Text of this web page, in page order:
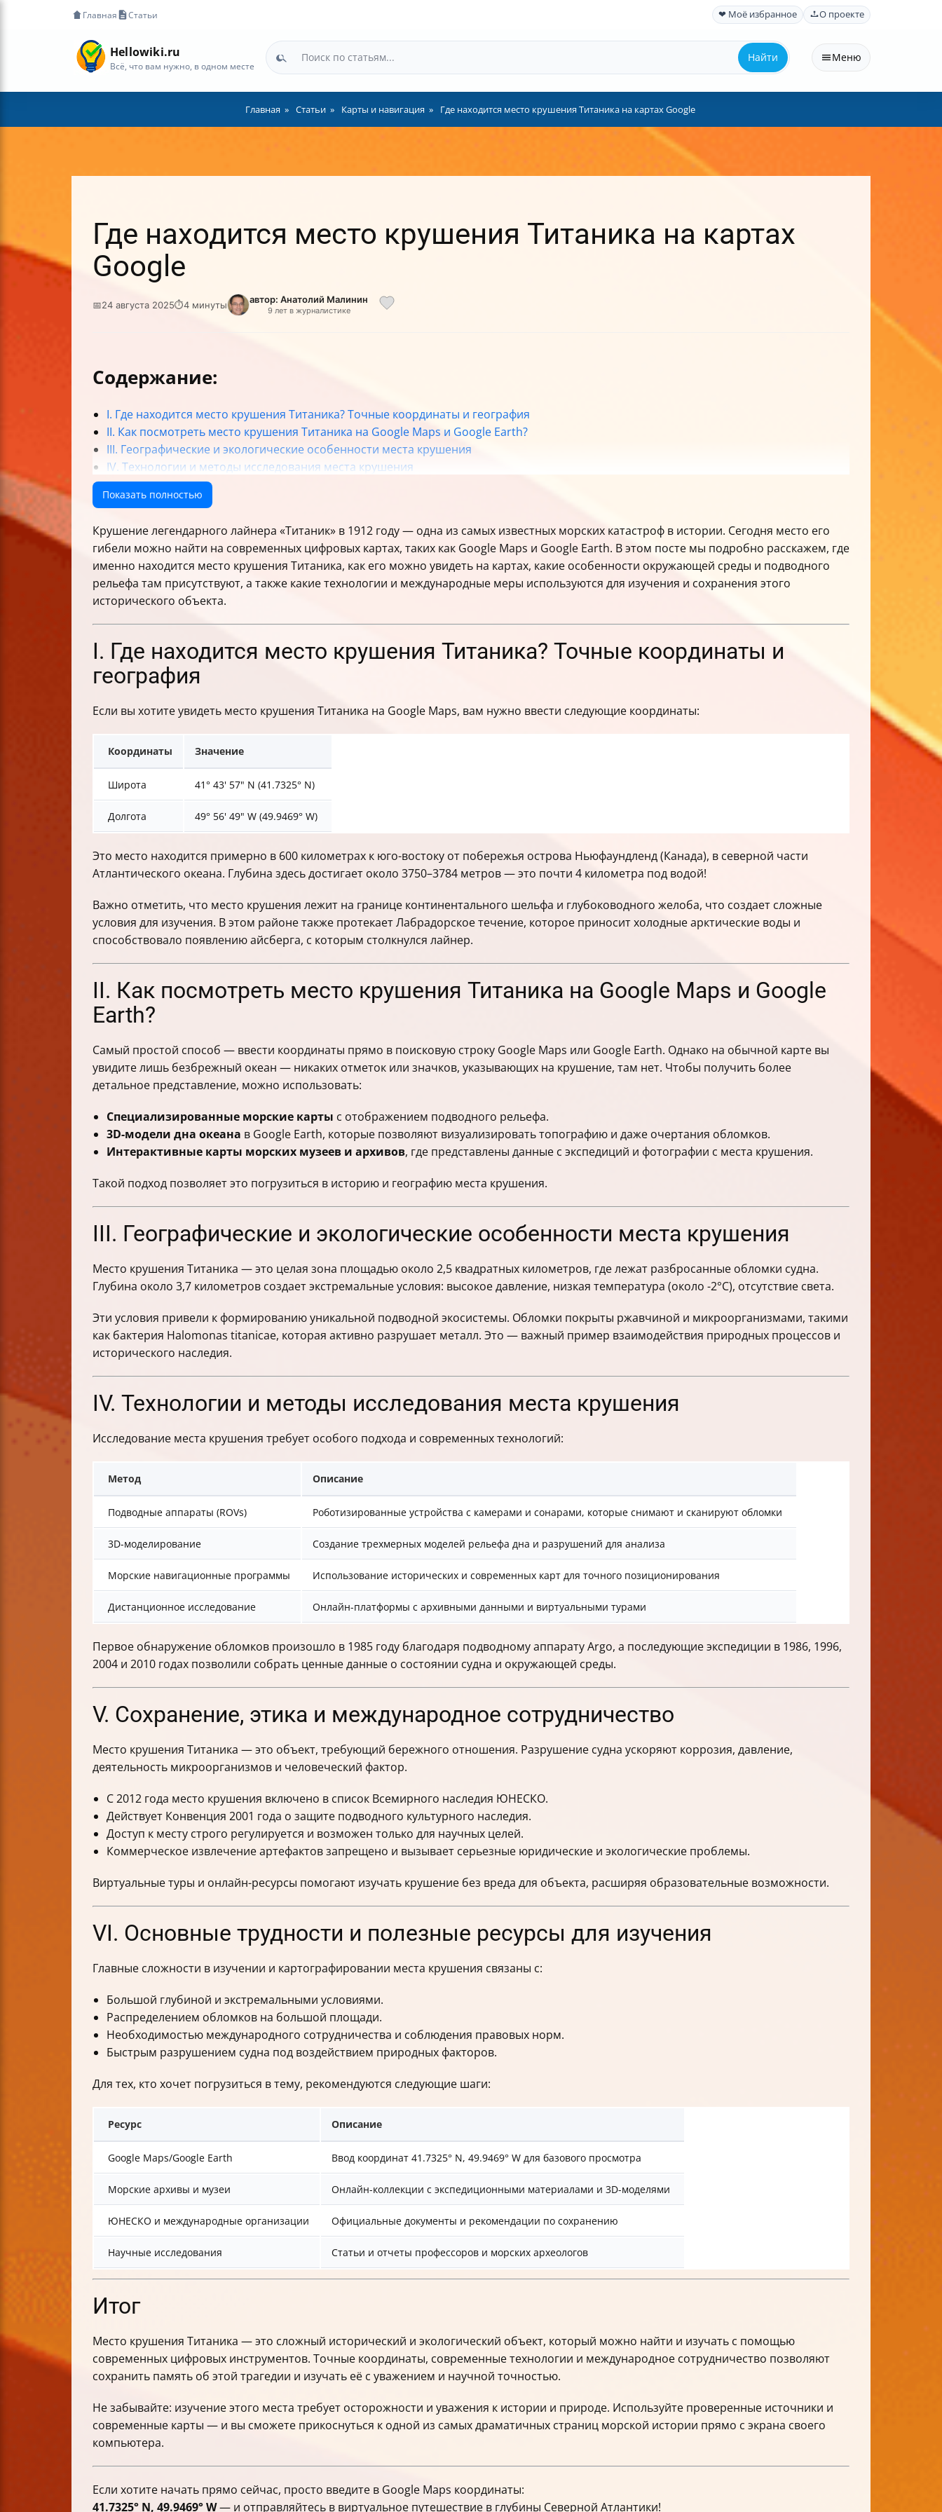
Главная Статьи ❤ Моё избранное О проекте
Hellowiki.ru
Всё, что вам нужно, в одном месте
Найти Меню
Главная Статьи Карты и навигация Где находится место крушения Титаника на картах Google
Где находится место крушения Титаника на картах
Google
📅24 августа 2025⏱4 минуты автор: Анатолий Малинин
9 лет в журналистике
Содержание:
I. Где находится место крушения Титаника? Точные координаты и география
II. Как посмотреть место крушения Титаника на Google Maps и Google Earth?
III. Географические и экологические особенности места крушения
IV. Технологии и методы исследования места крушения
V. Сохранение, этика и международное сотрудничество
VI. Основные трудности и полезные ресурсы для изучения
Показать полностью
Крушение легендарного лайнера «Титаник» в 1912 году — одна из самых известных морских катастроф в истории. Сегодня место его
гибели можно найти на современных цифровых картах, таких как Google Maps и Google Earth. В этом посте мы подробно расскажем, где
именно находится место крушения Титаника, как его можно увидеть на картах, какие особенности окружающей среды и подводного
рельефа там присутствуют, а также какие технологии и международные меры используются для изучения и сохранения этого
исторического объекта.
I. Где находится место крушения Титаника? Точные координаты и
география
Если вы хотите увидеть место крушения Титаника на Google Maps, вам нужно ввести следующие координаты:
Координаты Значение
Широта 41° 43' 57" N (41.7325° N)
Долгота 49° 56' 49" W (49.9469° W)
Это место находится примерно в 600 километрах к юго-востоку от побережья острова Ньюфаундленд (Канада), в северной части
Атлантического океана. Глубина здесь достигает около 3750–3784 метров — это почти 4 километра под водой!
Важно отметить, что место крушения лежит на границе континентального шельфа и глубоководного желоба, что создает сложные
условия для изучения. В этом районе также протекает Лабрадорское течение, которое приносит холодные арктические воды и
способствовало появлению айсберга, с которым столкнулся лайнер.
II. Как посмотреть место крушения Титаника на Google Maps и Google
Earth?
Самый простой способ — ввести координаты прямо в поисковую строку Google Maps или Google Earth. Однако на обычной карте вы
увидите лишь безбрежный океан — никаких отметок или значков, указывающих на крушение, там нет. Чтобы получить более
детальное представление, можно использовать:
Специализированные морские карты с отображением подводного рельефа.
3D-модели дна океана в Google Earth, которые позволяют визуализировать топографию и даже очертания обломков.
Интерактивные карты морских музеев и архивов, где представлены данные с экспедиций и фотографии с места крушения.
Такой подход позволяет это погрузиться в историю и географию места крушения.
III. Географические и экологические особенности места крушения
Место крушения Титаника — это целая зона площадью около 2,5 квадратных километров, где лежат разбросанные обломки судна.
Глубина около 3,7 километров создает экстремальные условия: высокое давление, низкая температура (около -2°C), отсутствие света.
Эти условия привели к формированию уникальной подводной экосистемы. Обломки покрыты ржавчиной и микроорганизмами, такими
как бактерия Halomonas titanicae, которая активно разрушает металл. Это — важный пример взаимодействия природных процессов и
исторического наследия.
IV. Технологии и методы исследования места крушения
Исследование места крушения требует особого подхода и современных технологий:
Метод Описание
Подводные аппараты (ROVs) Роботизированные устройства с камерами и сонарами, которые снимают и сканируют обломки
3D-моделирование Создание трехмерных моделей рельефа дна и разрушений для анализа
Морские навигационные программы Использование исторических и современных карт для точного позиционирования
Дистанционное исследование Онлайн-платформы с архивными данными и виртуальными турами
Первое обнаружение обломков произошло в 1985 году благодаря подводному аппарату Argo, а последующие экспедиции в 1986, 1996,
2004 и 2010 годах позволили собрать ценные данные о состоянии судна и окружающей среды.
V. Сохранение, этика и международное сотрудничество
Место крушения Титаника — это объект, требующий бережного отношения. Разрушение судна ускоряют коррозия, давление,
деятельность микроорганизмов и человеческий фактор.
С 2012 года место крушения включено в список Всемирного наследия ЮНЕСКО.
Действует Конвенция 2001 года о защите подводного культурного наследия.
Доступ к месту строго регулируется и возможен только для научных целей.
Коммерческое извлечение артефактов запрещено и вызывает серьезные юридические и экологические проблемы.
Виртуальные туры и онлайн-ресурсы помогают изучать крушение без вреда для объекта, расширяя образовательные возможности.
VI. Основные трудности и полезные ресурсы для изучения
Главные сложности в изучении и картографировании места крушения связаны с:
Большой глубиной и экстремальными условиями.
Распределением обломков на большой площади.
Необходимостью международного сотрудничества и соблюдения правовых норм.
Быстрым разрушением судна под воздействием природных факторов.
Для тех, кто хочет погрузиться в тему, рекомендуются следующие шаги:
Ресурс Описание
Google Maps/Google Earth Ввод координат 41.7325° N, 49.9469° W для базового просмотра
Морские архивы и музеи Онлайн-коллекции с экспедиционными материалами и 3D-моделями
ЮНЕСКО и международные организации Официальные документы и рекомендации по сохранению
Научные исследования Статьи и отчеты профессоров и морских археологов
Итог
Место крушения Титаника — это сложный исторический и экологический объект, который можно найти и изучать с помощью
современных цифровых инструментов. Точные координаты, современные технологии и международное сотрудничество позволяют
сохранить память об этой трагедии и изучать её с уважением и научной точностью.
Не забывайте: изучение этого места требует осторожности и уважения к истории и природе. Используйте проверенные источники и
современные карты — и вы сможете прикоснуться к одной из самых драматичных страниц морской истории прямо с экрана своего
компьютера.
Если хотите начать прямо сейчас, просто введите в Google Maps координаты:
41.7325° N, 49.9469° W— и отправляйтесь в виртуальное путешествие в глубины Северной Атлантики!